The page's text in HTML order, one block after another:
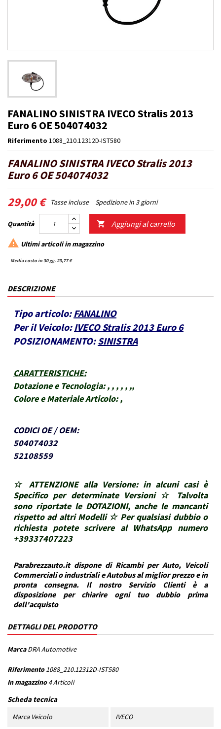
FANALINO SINISTRA IVECO Stralis 2013
Euro 6 OE 504074032
Riferimento 1088_210.12312D-IST580
FANALINO SINISTRA IVECO Stralis 2013
Euro 6 OE 504074032
29,00 € Tasse incluse Spedizione in 3 giorni
Quantità  Aggiungi al carrello
 Ultimi articoli in magazzino
Media costo in 30 gg. 23,77 €
DESCRIZIONE
Tipo articolo: FANALINO
Per il Veicolo: IVECO Stralis 2013 Euro 6
POSIZIONAMENTO: SINISTRA
CARATTERISTICHE:
Dotazione e Tecnologia: , , , , , ,,
Colore e Materiale Articolo: ,
CODICI OE / OEM:
504074032
52108559
☆ ATTENZIONE alla Versione: in alcuni casi è
Specifico per determinate Versioni ☆ Talvolta
sono riportate le DOTAZIONI, anche le mancanti
rispetto ad altri Modelli ☆ Per qualsiasi dubbio o
richiesta potete scrivere al WhatsApp numero
+39337407223
Parabrezzauto.it dispone di Ricambi per Auto, Veicoli
Commerciali o industriali e Autobus al miglior prezzo e in
pronta consegna. Il nostro Servizio Clienti è a
disposizione per chiarire ogni tuo dubbio prima
dell'acquisto
DETTAGLI DEL PRODOTTO
Marca DRA Automotive
Riferimento 1088_210.12312D-IST580
In magazzino 4 Articoli
Scheda tecnica
Marca Veicolo IVECO